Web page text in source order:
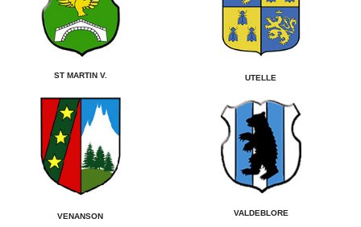
ST MARTIN V. UTELLE
VENANSON VALDEBLORE